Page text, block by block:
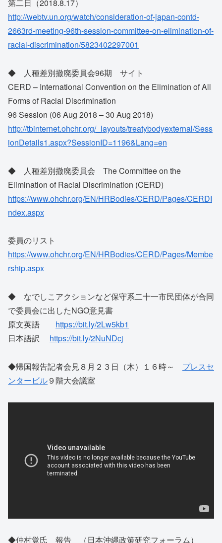
第二日（2018.8.17）
http://webtv.un.org/watch/consideration-of-japan-contd-
2663rd-meeting-96th-session-committee-on-elimination-of-
racial-discrimination/5823402297001
◆ 人種差別撤廃委員会96期 サイト
CERD – International Convention on the Elimination of All
Forms of Racial Discrimination
96 Session (06 Aug 2018 – 30 Aug 2018)
http://tbinternet.ohchr.org/_layouts/treatybodyexternal/Sess
ionDetails1.aspx?SessionID=1196&Lang=en
◆ 人種差別撤廃委員会 The Committee on the
Elimination of Racial Discrimination (CERD)
https://www.ohchr.org/EN/HRBodies/CERD/Pages/CERDI
ndex.aspx
委員のリスト
https://www.ohchr.org/EN/HRBodies/CERD/Pages/Membe
rship.aspx
◆ なでしこアクションなど保守系二十一市民団体が合同
で委員会に出したNGO意見書
原文英語 https://bit.ly/2Lw5kb1
日本語訳 https://bit.ly/2NuNDcj
◆帰国報告記者会見８月２３日（木）１６時～ プレスセ
ンタービル９階大会議室
◆仲村覚氏 報告 （日本沖縄政策研究フォーラム）